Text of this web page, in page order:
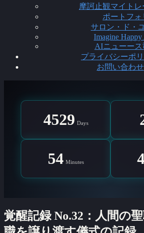
摩訶止観マイト
ポートフォ
サロン・ド・
Imagine
AIニューース
プライバシーポ
お問い合わせ
4529 Days
54 Minutes
覚醒記録 No.32：人間の